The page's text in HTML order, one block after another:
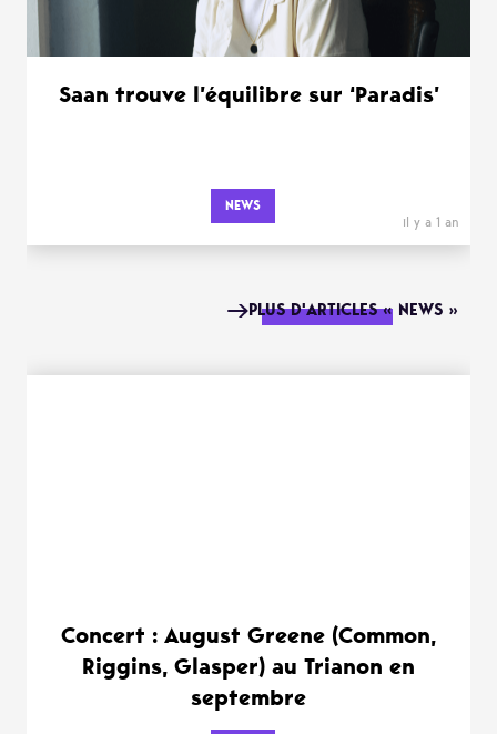
Saan trouve l’équilibre sur ‘Paradis’
NEWS
il y a 1 an
PLUS D'ARTICLES « NEWS »
Concert : August Greene (Common,
Riggins, Glasper) au Trianon en
septembre